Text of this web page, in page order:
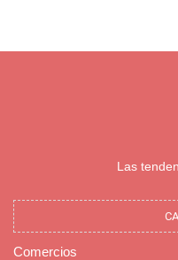
Las
Comercios